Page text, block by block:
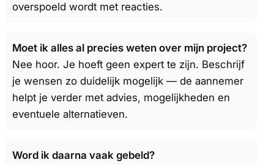
overspoeld wordt met reacties.
Moet ik alles al precies weten over mijn project?
Nee hoor. Je hoeft geen expert te zijn. Beschrijf
je wensen zo duidelijk mogelijk — de aannemer
helpt je verder met advies, mogelijkheden en
eventuele alternatieven.
Word ik daarna vaak gebeld?